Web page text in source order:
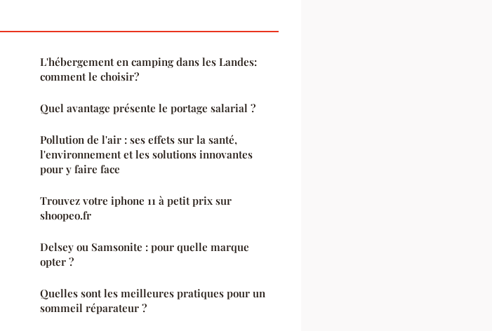
L'hébergement en camping dans les Landes:
comment le choisir?
Quel avantage présente le portage salarial ?
Pollution de l'air : ses effets sur la santé,
l'environnement et les solutions innovantes
pour y faire face
Trouvez votre iphone 11 à petit prix sur
shoopeo.fr
Delsey ou Samsonite : pour quelle marque
opter ?
Quelles sont les meilleures pratiques pour un
sommeil réparateur ?